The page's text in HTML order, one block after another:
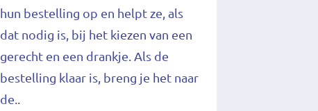
hun bestelling op en helpt ze, als
dat nodig is, bij het kiezen van een
gerecht en een drankje. Als de
bestelling klaar is, breng je het naar
de..